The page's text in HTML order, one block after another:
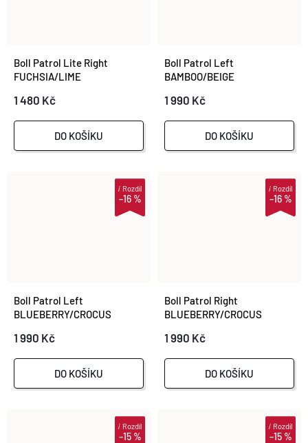
Boll Patrol Lite Right
FUCHSIA/LIME
1 480 Kč
DO KOŠÍKU
Boll Patrol Left
BAMBOO/BEIGE
1 990 Kč
DO KOŠÍKU
–16 %
iRozdíl
Boll Patrol Left
BLUEBERRY/CROCUS
1 990 Kč
DO KOŠÍKU
–16 %
iRozdíl
Boll Patrol Right
BLUEBERRY/CROCUS
1 990 Kč
DO KOŠÍKU
–15 %
iRozdíl
–15 %
iRozdíl